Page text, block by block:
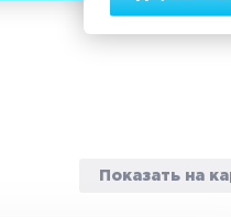
На
Показать на